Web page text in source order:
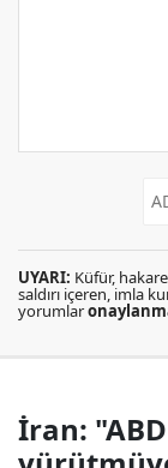
UYARI: Küfür,
saldırı içeren, imla
yorumlar
İran: